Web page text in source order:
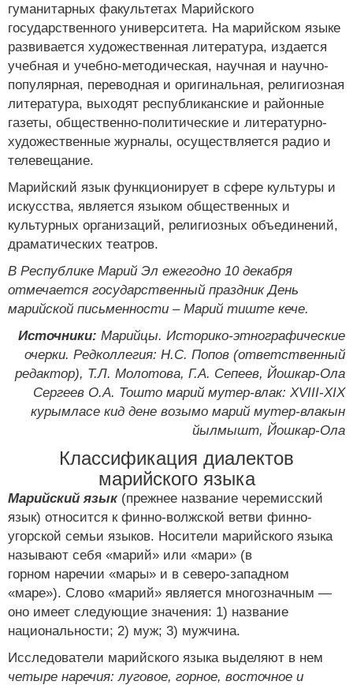
гуманитарных факультетах Марийского
государственного университета. На марийском языке
развивается художественная литература, издается
учебная и учебно-методическая, научная и научно-
популярная, переводная и оригинальная, религиозная
литература, выходят республиканские и районные
газеты, общественно-политические и литературно-
художественные журналы, осуществляется радио и
телевещание.
Марийский язык функционирует в сфере культуры и
искусства, является языком общественных и
культурных организаций, религиозных объединений,
драматических театров.
В Республике Марий Эл ежегодно 10 декабря
отмечается государственный праздник День
марийской письменности – Марий тиште кече.
Источники: Марийцы. Историко-этнографические
очерки. Редколлегия: Н.С. Попов (ответственный
редактор), Т.Л. Молотова, Г.А. Сепеев, Йошкар-Ола
Сергеев О.А. Тошто марий мутер-влак: XVIII-XIX
курымласе кид дене возымо марий мутер-влакын
йылмышт, Йошкар-Ола
Классификация диалектов
марийского языка
Марийский язык (прежнее название черемисский
язык) относится к финно-волжской ветви финно-
угорской семьи языков. Носители марийского языка
называют себя «марий» или «мари» (в
горном наречии «мары» и в северо-западном
«маре»). Слово «марий» является многозначным —
оно имеет следующие значения: 1) название
национальности; 2) муж; 3) мужчина.
Исследователи марийского языка выделяют в нем
четыре наречия: луговое, горное, восточное и